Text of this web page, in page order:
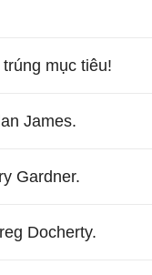
mục tiêu!
James.
Gardner.
Docherty.